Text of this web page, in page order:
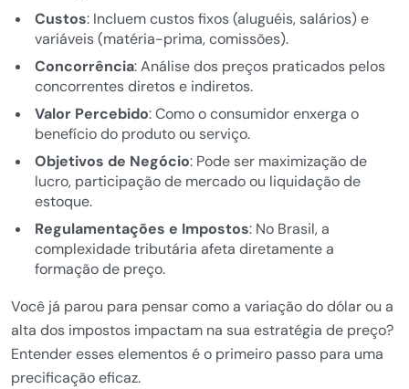
Custos: Incluem custos fixos (aluguéis, salários) e
variáveis (matéria-prima, comissões).
Concorrência: Análise dos preços praticados pelos
concorrentes diretos e indiretos.
Valor Percebido: Como o consumidor enxerga o
benefício do produto ou serviço.
Objetivos de Negócio: Pode ser maximização de
lucro, participação de mercado ou liquidação de
estoque.
Regulamentações e Impostos: No Brasil, a
complexidade tributária afeta diretamente a
formação de preço.
Você já parou para pensar como a variação do dólar ou a
alta dos impostos impactam na sua estratégia de preço?
Entender esses elementos é o primeiro passo para uma
precificação eficaz.